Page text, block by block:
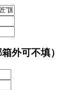
外可不填）